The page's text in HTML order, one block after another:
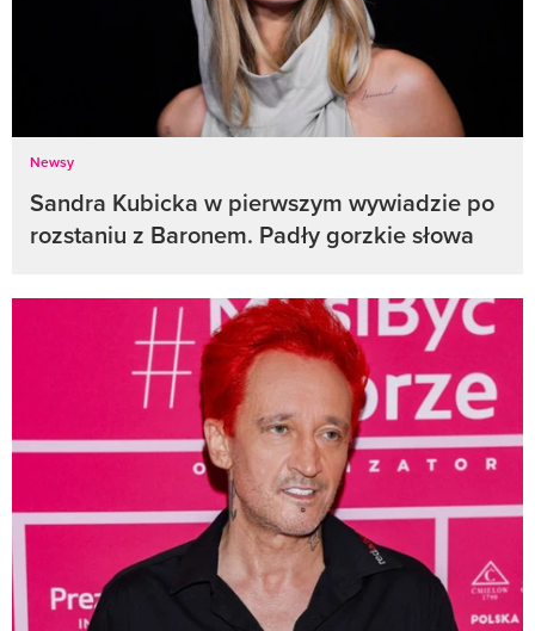
Newsy
Sandra Kubicka w pierwszym wywiadzie po
rozstaniu z Baronem. Padły gorzkie słowa